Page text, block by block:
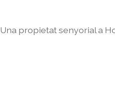
Una propietat senyorial a